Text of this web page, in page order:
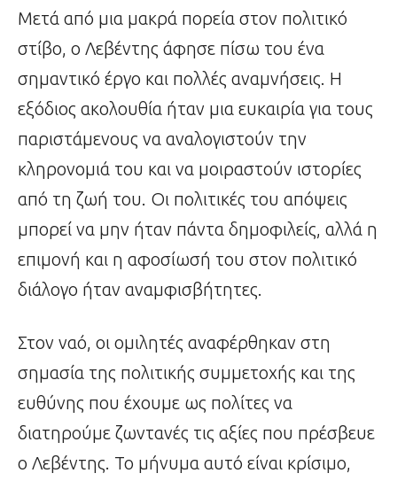
Μετά από μια μακρά πορεία στον πολιτικό
στίβο, ο Λεβέντης άφησε πίσω του ένα
σημαντικό έργο και πολλές αναμνήσεις. Η
εξόδιος ακολουθία ήταν μια ευκαιρία για τους
παριστάμενους να αναλογιστούν την
κληρονομιά του και να μοιραστούν ιστορίες
από τη ζωή του. Οι πολιτικές του απόψεις
μπορεί να μην ήταν πάντα δημοφιλείς, αλλά η
επιμονή και η αφοσίωσή του στον πολιτικό
διάλογο ήταν αναμφισβήτητες.
Στον ναό, οι ομιλητές αναφέρθηκαν στη
σημασία της πολιτικής συμμετοχής και της
ευθύνης που έχουμε ως πολίτες να
διατηρούμε ζωντανές τις αξίες που πρέσβευε
ο Λεβέντης. Το μήνυμα αυτό είναι κρίσιμο,